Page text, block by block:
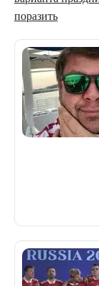
поразить